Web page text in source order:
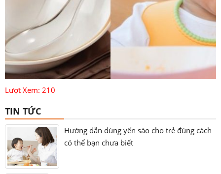
Lượt Xem: 210
TIN TỨC
Hướng dẫn dùng yến sào cho trẻ đúng cách
có thể bạn chưa biết